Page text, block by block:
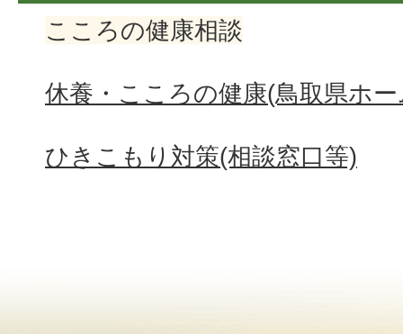
こころの健康相談
休養・こころの健康(鳥取県ホ
ひきこもり対策(相談窓口等)